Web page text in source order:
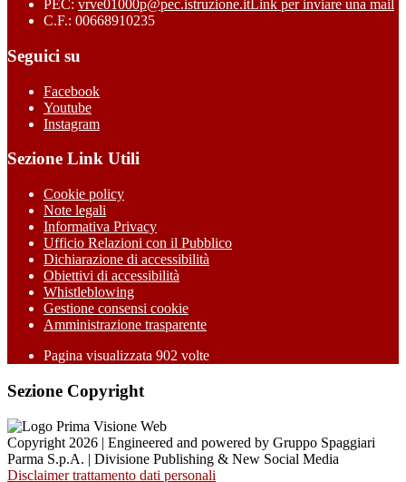
PEC: vrve01000p@pec.istruzione.itLink per inviare una mail
C.F.: 00668910235
Seguici su
Facebook
Youtube
Instagram
Sezione Link Utili
Cookie policy
Note legali
Informativa Privacy
Ufficio Relazioni con il Pubblico
Dichiarazione di accessibilità
Obiettivi di accessibilità
Whistleblowing
Gestione consensi cookie
Amministrazione trasparente
Pagina visualizzata 902 volte
Sezione Copyright
Copyright 2026 | Engineered and powered by Gruppo Spaggiari
Parma S.p.A. | Divisione Publishing & New Social Media
Disclaimer trattamento dati personali